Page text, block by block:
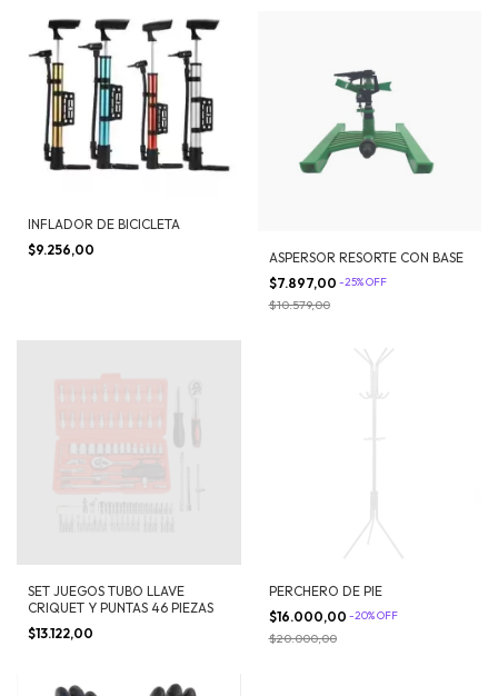
INFLADOR DE BICICLETA
$9.256,00
ASPERSOR RESORTE CON BASE
$7.897,00 -25%OFF
$10.579,00
SET JUEGOS TUBO LLAVE
CRIQUET Y PUNTAS 46 PIEZAS
$13.122,00
PERCHERO DE PIE
$16.000,00 -20%OFF
$20.000,00